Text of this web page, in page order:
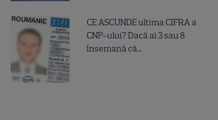
CE ASCUNDE ultima CIFRA a
CNP-ului? Dacă ai 3 sau 8
însemană că...